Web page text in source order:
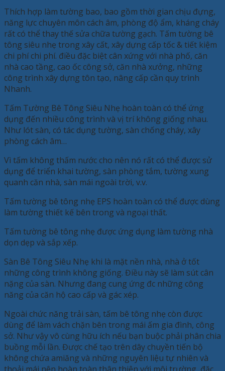
Thích hợp làm tường bao, bao gồm thời gian chịu đựng,
năng lực chuyên môn cách âm, phòng độ ẩm, kháng cháy
rất có thể thay thế sửa chữa tường gạch. Tấm tường bê
tông siêu nhẹ trong xây cất, xây dựng cấp tốc & tiết kiệm
chi phí chi phí. điều đặc biệt cân xứng với nhà phố, căn
nhà cao tầng, cao ốc công sở, căn nhà xưởng, những
công trình xây dựng tôn tạo, nâng cấp cần quy trình
Nhanh.
Tấm Tường Bê Tông Siêu Nhẹ hoàn toàn có thể ứng
dụng đến nhiều công trình và vị trí không giống nhau.
Như lót sàn, có tác dụng tường, sàn chống cháy, xây
phòng cách âm…
Vì tấm không thấm nước cho nên nó rất có thể được sử
dụng để triển khai tường, sàn phòng tắm, tường xung
quanh căn nhà, sàn mái ngoài trời, v.v.
Tấm tường bê tông nhẹ EPS hoàn toàn có thể được dùng
làm tường thiết kế bên trong và ngoại thất.
Tấm tường bê tông nhẹ được ứng dụng làm tường nhà
dọn dẹp và sắp xếp.
Sàn Bê Tông Siêu Nhẹ khi là mặt nền nhà, nhà ở tốt
những công trình không giống. Điều này sẽ làm sút cân
nặng của sàn. Nhưng đang cung ứng đc những công
năng của căn hộ cao cấp và gác xép.
Ngoài chức năng trải sàn, tấm bê tông nhẹ còn được
dùng để làm vách chặn bên trong mái ấm gia đình, công
sở. Như vậy vô cùng hữu ích nếu bạn buộc phải phân chia
buồng mỗi lần. Được chế tạo trên dây chuyền tiến bộ
không chứa amiăng và những nguyên liệu tự nhiên và